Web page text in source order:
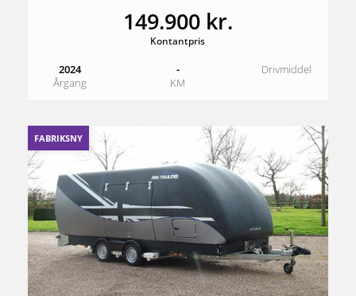
149.900 kr.
Kontantpris
2024
Årgang
-
KM
Drivmiddel
FABRIKSNY